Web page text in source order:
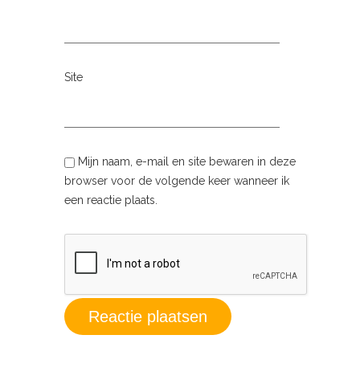
Site
Mijn naam, e-mail en site bewaren in deze
browser voor de volgende keer wanneer ik
een reactie plaats.